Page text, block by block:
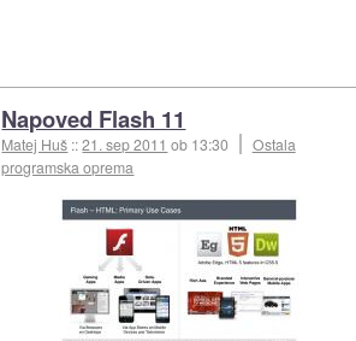
Napoved Flash 11
Matej Huš ::21. sep 2011 ob 13:30
Ostala
programska oprema